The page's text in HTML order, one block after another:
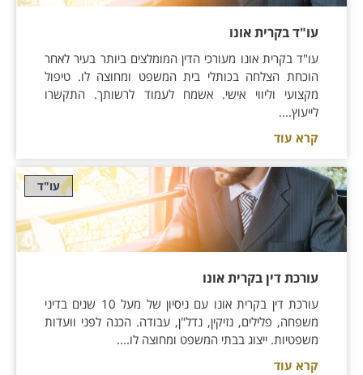
עו"ד בקרית אונו
עו"ד בקרית אונו מעורכי הדין המומלצים ביותר בעיר לאחר
הוכחת הצלחה בכותלי בית המשפט ומחוצה לו. טיפול
מקצועי וליווי אישי. אשמח לעמוד לרשותך. התקשרו
לייעוץ....
קרא עוד
עו"ד
עורכת דין בקרית אונו
עורכת דין בקרית אונו עם ניסיון של מעל 10 שנים בדיני
משפחה, פלילים, נזיקין, נדל"ן, עבודה. הכנה לפני וועדות
משפטיות. ייצוג בבתי המשפט ומחוצה לו....
קרא עוד